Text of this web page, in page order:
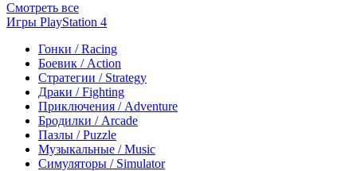
Смотреть все
Игры PlayStation 4
Гонки / Racing
Боевик / Action
Стратегии / Strategy
Драки / Fighting
Приключения / Adventure
Бродилки / Arcade
Пазлы / Puzzle
Музыкальные / Music
Симуляторы / Simulator